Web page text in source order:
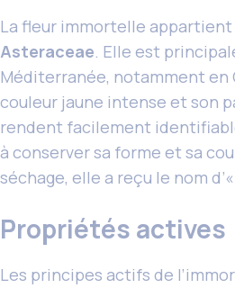
La fleur immortelle appartient
Asteraceae. Elle est
Méditerranée, notamment en
couleur jaune intense et son
rendent facilement
à conserver sa forme et sa
séchage, elle a reçu le nom
Propriétés actives
Les principes actifs de